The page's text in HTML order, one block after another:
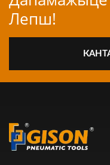
Лепш!